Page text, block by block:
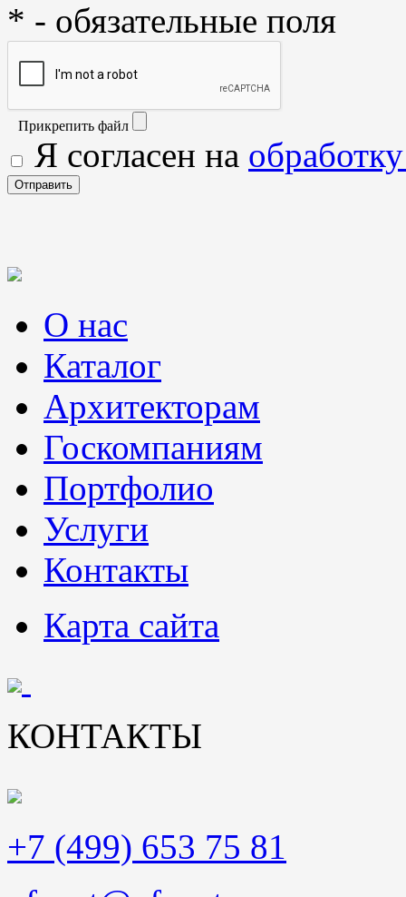
* - обязательные поля
Прикрепить файл
Я согласен на
О нас
Каталог
Архитекторам
Госкомпаниям
Портфолио
Услуги
Контакты
Карта сайта
КОНТАКТЫ
+7 (499) 653 75 81